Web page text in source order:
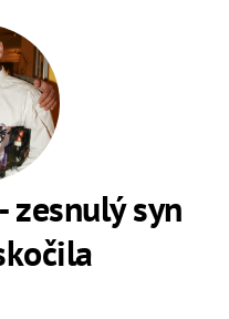
zesnulý syn